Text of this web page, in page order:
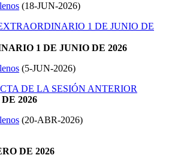
(18-JUN-2026)
1 DE JUNIO DE 2026
(5-JUN-2026)
2026
(20-ABR-2026)
DE 2026